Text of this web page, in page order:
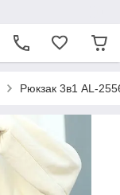
Рюкзак 3в1 AL-